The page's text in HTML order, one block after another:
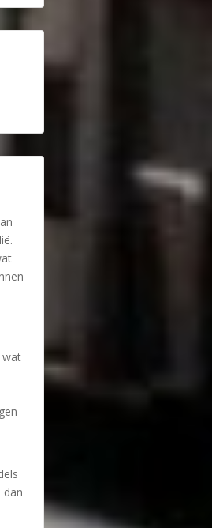
wat
dan